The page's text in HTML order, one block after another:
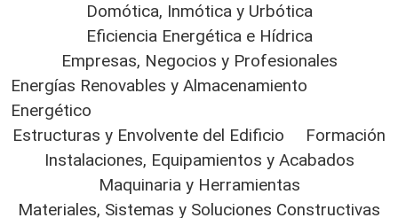
Domótica, Inmótica y Urbótica
Eficiencia Energética e Hídrica
Empresas, Negocios y Profesionales
Energías Renovables y Almacenamiento
Energético
Estructuras y Envolvente del Edificio
Formación
Instalaciones, Equipamientos y Acabados
Maquinaria y Herramientas
Materiales, Sistemas y Soluciones Constructivas